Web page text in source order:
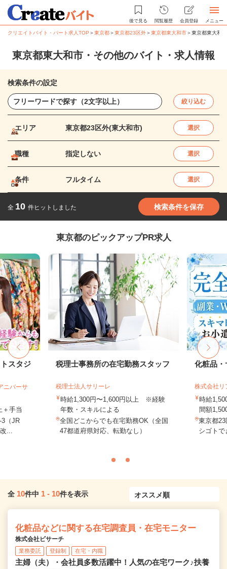
後で見る 閲覧履歴 会員登録 メニュー
クリエイトバイト・パート求人TOP ＞東京都＞東京都23区外＞東京都東大和市＞東京都東大和
東京都東大和市・その他のバイト・求人情報
検索条件の設定
絞り込む
エリア 東京都23区外(東大和市) 選択
職種 指定しない 選択
条件 フルタイム 選択
全 10 件ヒットしました 検索条件を保存
東京都のピックアップPR求人
スタジ
ニバーサ
＋手当
3（JR
...
税理士事務所の在宅勤務スタッフ
税理士法人サリーレ
時給1,300円〜1,600円以上 ※経験
年数・スキルによる
全国どこからでも在宅勤務OK（全国
47都道府県対応、転勤なし）
化粧品・
株式会社リ
時給
間額
東京都
シゴト
全 10件中 1 - 10件を表示
化粧品などに関する在宅調査員・在宅モニター
株式会社ビサーチ
業務委託 登録制 在宅・内職
主婦（夫）・会社員多数活躍中！人気の在宅ワーク♪扶養